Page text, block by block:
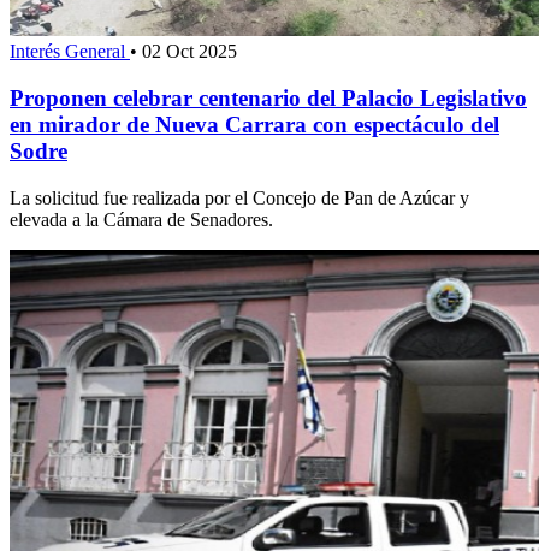
Interés General • 02 Oct 2025
Proponen celebrar centenario del Palacio Legislativo
en mirador de Nueva Carrara con espectáculo del
Sodre
La solicitud fue realizada por el Concejo de Pan de Azúcar y
elevada a la Cámara de Senadores.